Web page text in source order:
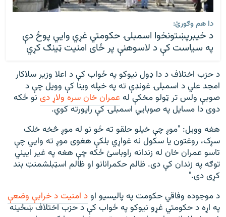
دا هم وګورئ:
د خیبرپښتونخوا اسمبلۍ حکومتي غړي وايي پوځ دې
په سیاست کې د لاسوهنې پر ځای امنيت ټينګ کړي
د حزب اختلاف د دا ډول نیوکو په ځواب کې د اعلا وزیر سلاکار
امجد علي د اسمبلۍ غونډې ته په خپله وینا کې وویل چې د
صوبې ولس تر ټولو مخکې له عمران خان سره ولاړ دی نو ځکه
دوی دا مسایل په صوبایي اسمبلۍ کې راپورته کوي.
هغه وویل: "موږ چې خپلو حلقو ته ځو نو له موږ څخه خلک
سړک، روغتون یا سکول نه غواړي بلکې هغوی موږ ته وايي چې
تاسو عمران خان له زندانه راوباسئ ځکه چې هغه په غیر اییني
توګه په زندان کې دی. ظالم حکمرانانو او ظالم اسټبلشمنټ بند
کړی دی."
د موجوده وفاقي حکومت په پالیسیو اود امنیت د خرابې وضعې
په اړه د حکومتي غړو نیوکو په ځواب کې د حزب اختلاف ښځینه